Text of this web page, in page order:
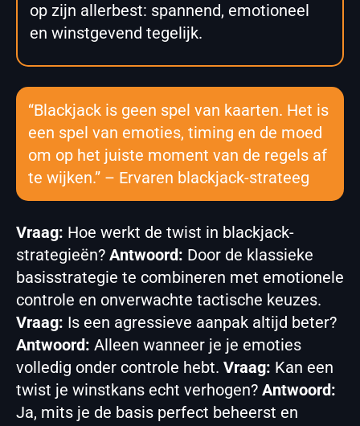
op zijn allerbest: spannend, emotioneel
en winstgevend tegelijk.
“Blackjack is geen spel van kaarten. Het is
een spel van emoties, timing en de moed
om op het juiste moment van de regels af
te wijken.” – Ervaren blackjack-strateeg
Vraag: Hoe werkt de twist in blackjack-
strategieën? Antwoord: Door de klassieke
basisstrategie te combineren met emotionele
controle en onverwachte tactische keuzes.
Vraag: Is een agressieve aanpak altijd beter?
Antwoord: Alleen wanneer je je emoties
volledig onder controle hebt. Vraag: Kan een
twist je winstkans echt verhogen? Antwoord:
Ja, mits je de basis perfect beheerst en